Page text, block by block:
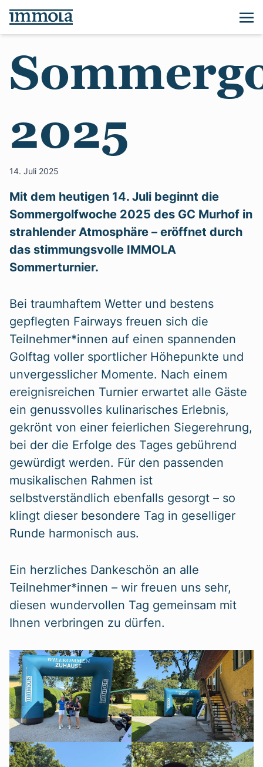
2025
14. Juli 2025
Mit dem heutigen 14. Juli beginnt die
Sommergolfwoche 2025 des GC Murhof in
strahlender Atmosphäre – eröffnet durch
das stimmungsvolle IMMOLA
Sommerturnier.
Bei traumhaftem Wetter und bestens
gepflegten Fairways freuen sich die
Teilnehmer*innen auf einen spannenden
Golftag voller sportlicher Höhepunkte und
unvergesslicher Momente. Nach einem
ereignisreichen Turnier erwartet alle Gäste
ein genussvolles kulinarisches Erlebnis,
gekrönt von einer feierlichen Siegerehrung,
bei der die Erfolge des Tages gebührend
gewürdigt werden. Für den passenden
musikalischen Rahmen ist
selbstverständlich ebenfalls gesorgt – so
klingt dieser besondere Tag in geselliger
Runde harmonisch aus.
Ein herzliches Dankeschön an alle
Teilnehmer*innen – wir freuen uns sehr,
diesen wundervollen Tag gemeinsam mit
Ihnen verbringen zu dürfen.